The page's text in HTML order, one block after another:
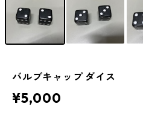
バルブキャップ ダイス
¥5,000